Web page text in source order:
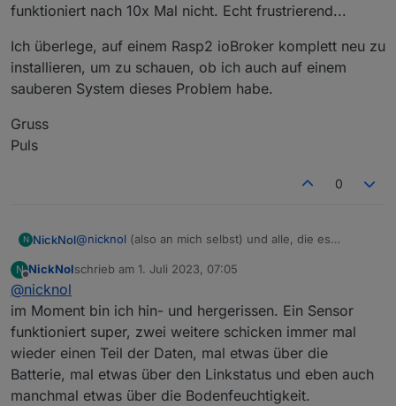
funktioniert nach 10x Mal nicht. Echt frustrierend...
Ich überlege, auf einem Rasp2 ioBroker komplett neu zu
installieren, um zu schauen, ob ich auch auf einem
sauberen System dieses Problem habe.
Gruss
Puls
0
N NickNol@nicknol (also an mich selbst) und alle, die es
Habe nun 2 von 4 Sensoren über ZHA (Skyconnect) in
Und es sieht gut aus :)
Ich habe die nicht implementierten Aspekte
ausgeblendet, hier die Situation direkt nach dem
Pairen:
Die bislang gesammelten Daten erscheinen plausibel:
N
Offline
NickNolschrieb am 1. Juli 2023, 07:05
zuletzt editiert von
@nicknol
im Moment bin ich hin- und hergerissen. Ein Sensor
funktioniert super, zwei weitere schicken immer mal
wieder einen Teil der Daten, mal etwas über die
Batterie, mal etwas über den Linkstatus und eben auch
manchmal etwas über die Bodenfeuchtigkeit.